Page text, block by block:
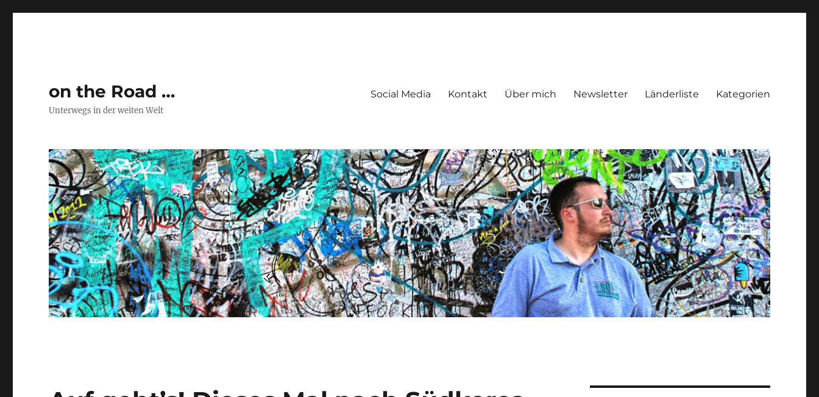
on the Road …
Unterwegs in der weiten Welt
Social Media Kontakt Über mich Newsletter Länderliste Kategorien